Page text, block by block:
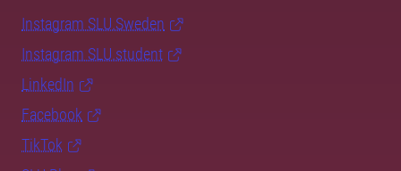
Instagram SLU.Sweden
Instagram SLU.student
LinkedIn
Facebook
TikTok